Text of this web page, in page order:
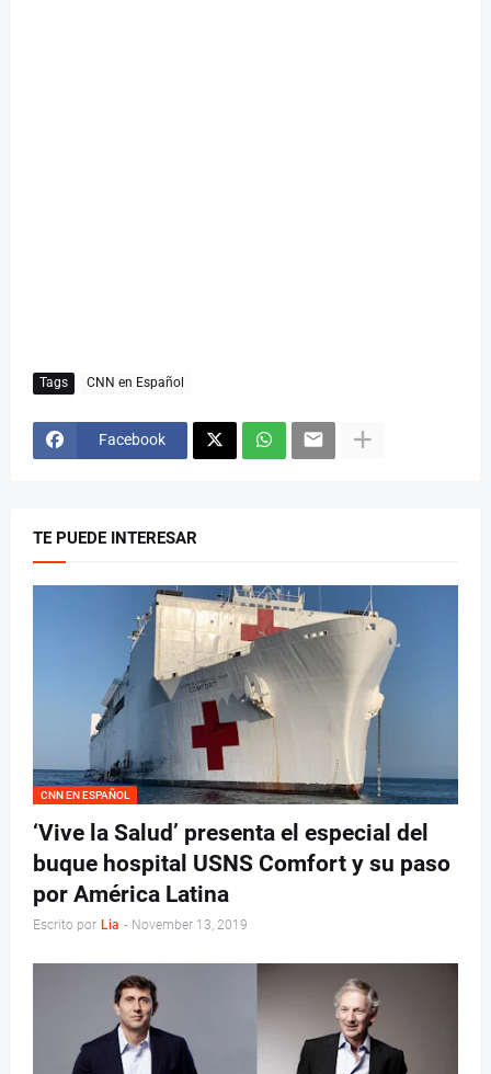
Tags CNN en Español
Facebook
TE PUEDE INTERESAR
CNN EN ESPAÑOL
‘Vive la Salud’ presenta el especial del
buque hospital USNS Comfort y su paso
por América Latina
Escrito por Lia - November 13, 2019